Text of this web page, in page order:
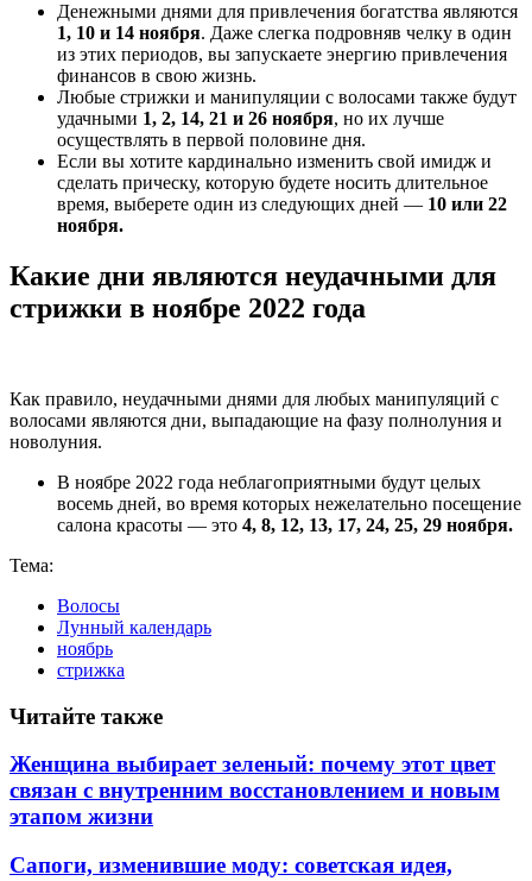
Денежными днями для привлечения богатства являются
1, 10 и 14 ноября. Даже слегка подровняв челку в один
из этих периодов, вы запускаете энергию привлечения
финансов в свою жизнь.
Любые стрижки и манипуляции с волосами также будут
удачными 1, 2, 14, 21 и 26 ноября, но их лучше
осуществлять в первой половине дня.
Если вы хотите кардинально изменить свой имидж и
сделать прическу, которую будете носить длительное
время, выберете один из следующих дней — 10 или 22
ноября.
Какие дни являются неудачными для
стрижки в ноябре 2022 года
Как правило, неудачными днями для любых манипуляций с
волосами являются дни, выпадающие на фазу полнолуния и
новолуния.
В ноябре 2022 года неблагоприятными будут целых
восемь дней, во время которых нежелательно посещение
салона красоты — это 4, 8, 12, 13, 17, 24, 25, 29 ноября.
Тема:
Волосы
Лунный календарь
ноябрь
стрижка
Читайте также
Женщина выбирает зеленый: почему этот цвет
связан с внутренним восстановлением и новым
этапом жизни
Сапоги, изменившие моду: советская идея,